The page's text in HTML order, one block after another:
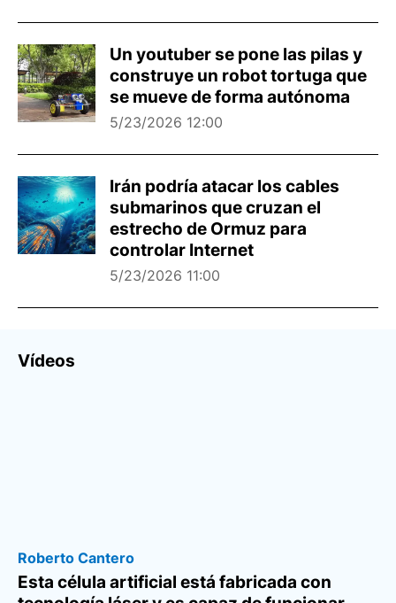
Un youtuber se pone las pilas y
construye un robot tortuga que
se mueve de forma autónoma
5/23/2026 12:00
Irán podría atacar los cables
submarinos que cruzan el
estrecho de Ormuz para
controlar Internet
5/23/2026 11:00
Vídeos
Roberto Cantero
Esta célula artificial está fabricada con